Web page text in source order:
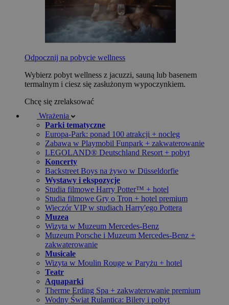
Odpocznij na pobycie wellness
Wybierz pobyt wellness z jacuzzi, sauną lub basenem
termalnym i ciesz się zasłużonym wypoczynkiem.
Chcę się zrelaksować
Wrażenia
Parki tematyczne
Europa-Park: ponad 100 atrakcji + nocleg
Zabawa w Playmobil Funpark + zakwaterowanie
LEGOLAND® Deutschland Resort + pobyt
Koncerty
Backstreet Boys na żywo w Düsseldorfie
Wystawy i ekspozycje
Studia filmowe Harry Potter™ + hotel
Studia filmowe Gry o Tron + hotel premium
Wieczór VIP w studiach Harry'ego Pottera
Muzea
Wizyta w Muzeum Mercedes-Benz
Muzeum Porsche i Muzeum Mercedes-Benz +
zakwaterowanie
Musicale
Wizyta w Moulin Rouge w Paryżu + hotel
Teatr
Aquaparki
Therme Erding Spa + zakwaterowanie premium
Wodny Świat Rulantica: Bilety i pobyt